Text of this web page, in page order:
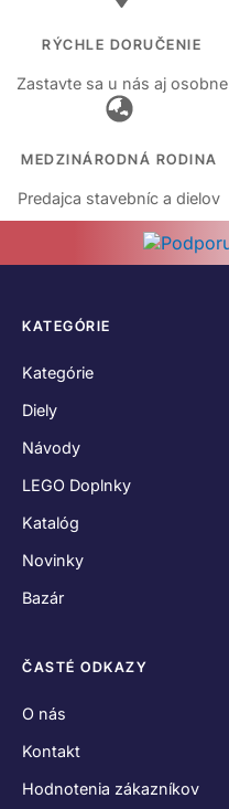
RÝCHLE DORUČENIE
Zastavte sa u nás aj osobne
MEDZINÁRODNÁ RODINA
Predajca stavebníc a dielov
KATEGÓRIE
Kategórie
Diely
Návody
LEGO Doplnky
Katalóg
Novinky
Bazár
ČASTÉ ODKAZY
O nás
Kontakt
Hodnotenia zákazníkov